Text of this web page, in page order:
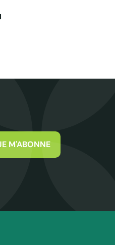
fenêtre)
(nouvelle fenêtre)
par mail
M'ABONNE